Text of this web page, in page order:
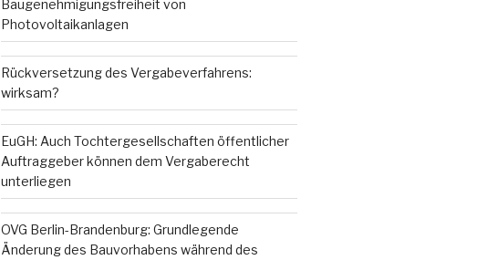
Baugenehmigungsfreiheit von
Photovoltaikanlagen
Rückversetzung des Vergabeverfahrens:
wirksam?
EuGH: Auch Tochtergesellschaften öffentlicher
Auftraggeber können dem Vergaberecht
unterliegen
OVG Berlin-Brandenburg: Grundlegende
Änderung des Bauvorhabens während des